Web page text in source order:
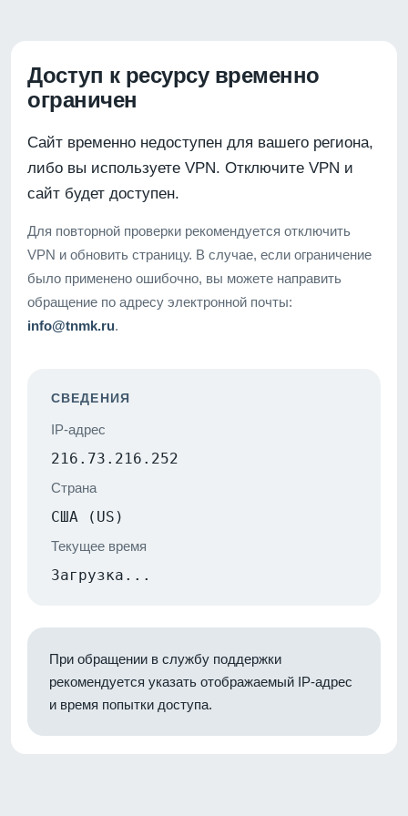
Доступ к ресурсу временно
ограничен
Сайт временно недоступен для вашего региона,
либо вы используете VPN. Отключите VPN и
сайт будет доступен.
Для повторной проверки рекомендуется отключить
VPN и обновить страницу. В случае, если ограничение
было применено ошибочно, вы можете направить
обращение по адресу электронной почты:
info@tnmk.ru.
СВЕДЕНИЯ
IP-адрес
216.73.216.252
Страна
США (US)
Текущее время
Загрузка...
При обращении в службу поддержки
рекомендуется указать отображаемый IP-адрес
и время попытки доступа.